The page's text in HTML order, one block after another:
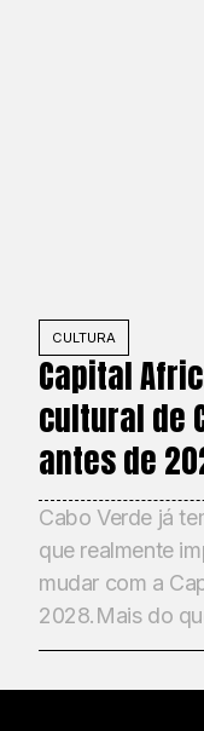
CULTURA
Capital
cultural de
antes de
Cabo Verde já
que realmente
mudar com a
2028.Mais do